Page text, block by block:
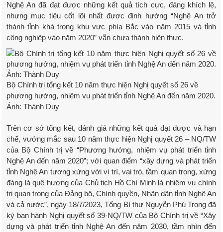
Nghệ An đã đạt được những kết quả tích cực, đáng khích lệ,
nhưng mục tiêu cốt lõi nhất được định hướng “Nghệ An trở
thành tỉnh khá trong khu vực phía Bắc vào năm 2015 và tỉnh
công nghiệp vào năm 2020” vẫn chưa thành hiện thực.
Bộ Chính trị tổng kết 10 năm thực hiện Nghị quyết số 26 về
phương hướng, nhiệm vụ phát triển tỉnh Nghệ An đến năm 2020.
Ảnh: Thành Duy
Trên cơ sở tổng kết, đánh giá những kết quả đạt được và hạn
chế, vướng mắc sau 10 năm thực hiện Nghị quyết 26 – NQ/TW
của Bộ Chính trị về “Phương hướng, nhiệm vụ phát triển tỉnh
Nghệ An đến năm 2020”; với quan điểm “xây dựng và phát triển
tỉnh Nghệ An tương xứng với vị trí, vai trò, tầm quan trọng, xứng
đáng là quê hương của Chủ tịch Hồ Chí Minh là nhiệm vụ chính
trị quan trọng của Đảng bộ, Chính quyền, Nhân dân tỉnh Nghệ An
và cả nước”, ngày 18/7/2023, Tổng Bí thư Nguyễn Phú Trọng đã
ký ban hành Nghị quyết số 39-NQ/TW của Bộ Chính trị về “Xây
dựng và phát triển tỉnh Nghệ An đến năm 2030, tầm nhìn đến